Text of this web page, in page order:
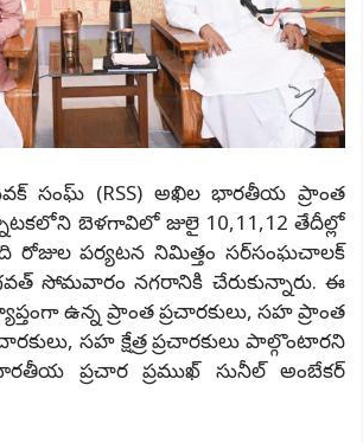
సంఘ్ (RSS) అఖిల భారతీయ ప్రాంత
బెళగావిలో జులై 10,11,12 తేదీల్లో
రోజుల పర్యటన నిమిత్తం సర్‌సంఘచాలక్
సోమవారం నగరానికి చేరుకున్నారు. ఈ
ఉన్న ప్రాంత ప్రచారకులు, సహ ప్రాంత
సహ క్షేత్ర ప్రచారకులు పాల్గొంటారని
ప్రచార ప్రముఖ్ సునీల్ అంబేకర్